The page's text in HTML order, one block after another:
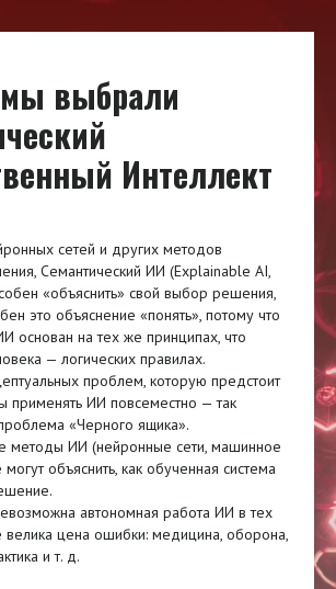
выбрали
Интеллект
сетей и других методов
Семантический ИИ (Explainable AI,
«объяснить» свой выбор решения,
это объяснение «понять», потому что
основан на тех же принципах, что
— логических правилах.
проблем, которую предстоит
применять ИИ повсеместно — так
«Черного ящика».
методы ИИ (нейронные сети, машинное
объяснить, как обученная система
автономная работа ИИ в тех
велика цена ошибки: медицина, оборона,
и т. д.